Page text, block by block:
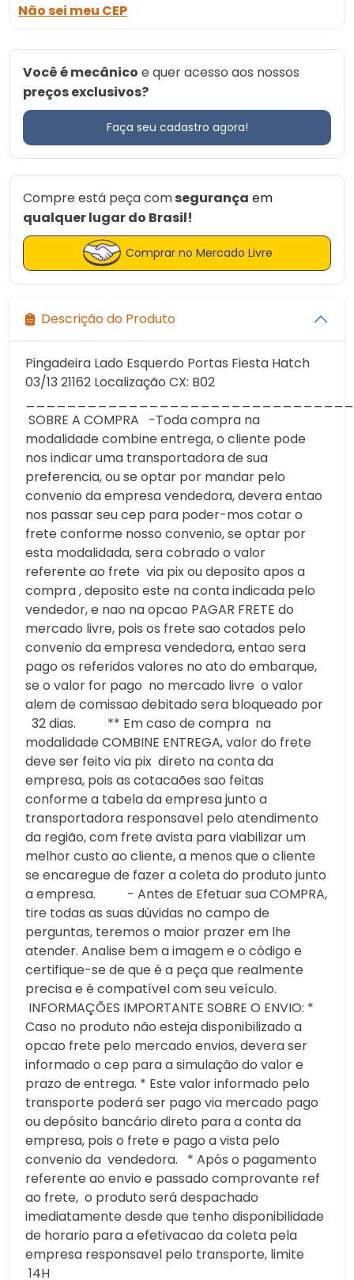
Não sei meu CEP
Você é mecânico e quer acesso aos nossos
preços exclusivos?
Faça seu cadastro agora!
Compre está peça comsegurança em
qualquer lugar do Brasil!
Comprar no Mercado Livre
Descrição do Produto
Pingadeira Lado Esquerdo Portas Fiesta Hatch
03/13 21162 Localização CX: B02
SOBRE A COMPRA -Toda compra na
modalidade combine entrega, o cliente pode
nos indicar uma transportadora de sua
preferencia, ou se optar por mandar pelo
convenio da empresa vendedora, devera entao
nos passar seu cep para poder-mos cotar o
frete conforme nosso convenio, se optar por
esta modalidada, sera cobrado o valor
referente ao frete via pix ou deposito apos a
compra , deposito este na conta indicada pelo
vendedor, e nao na opcao PAGAR FRETE do
mercado livre, pois os frete sao cotados pelo
convenio da empresa vendedora, entao sera
pago os referidos valores no ato do embarque,
se o valor for pago no mercado livre o valor
alem de comissao debitado sera bloqueado por
32 dias. ** Em caso de compra na
modalidade COMBINE ENTREGA, valor do frete
deve ser feito via pix direto na conta da
empresa, pois as cotacaões sao feitas
conforme a tabela da empresa junto a
transportadora responsavel pelo atendimento
da região, com frete avista para viabilizar um
melhor custo ao cliente, a menos que o cliente
se encaregue de fazer a coleta do produto junto
a empresa. - Antes de Efetuar sua COMPRA,
tire todas as suas dúvidas no campo de
perguntas, teremos o maior prazer em lhe
atender. Analise bem a imagem e o código e
certifique-se de que é a peça que realmente
precisa e é compatível com seu veículo.
INFORMAÇÕES IMPORTANTE SOBRE O ENVIO: *
Caso no produto não esteja disponibilizado a
opcao frete pelo mercado envios, devera ser
informado o cep para a simulação do valor e
prazo de entrega. * Este valor informado pelo
transporte poderá ser pago via mercado pago
ou depósito bancário direto para a conta da
empresa, pois o frete e pago a vista pelo
convenio da vendedora. * Após o pagamento
referente ao envio e passado comprovante ref
ao frete, o produto será despachado
imediatamente desde que tenho disponibilidade
de horario para a efetivacao da coleta pela
empresa responsavel pelo transporte, limite
14H